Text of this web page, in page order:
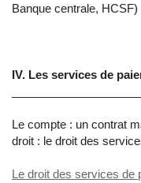
Banque centrale, HCSF)
IV. Les services de
Le compte : un contrat
droit : le droit des
Le droit des services de